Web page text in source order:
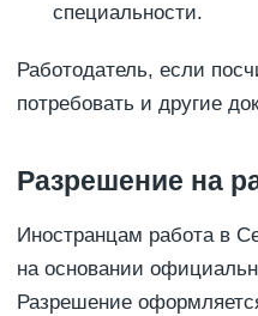
специальности.
Работодатель, если
потребовать и другие
Разрешение на
Иностранцам работа в
на основании
Разрешение